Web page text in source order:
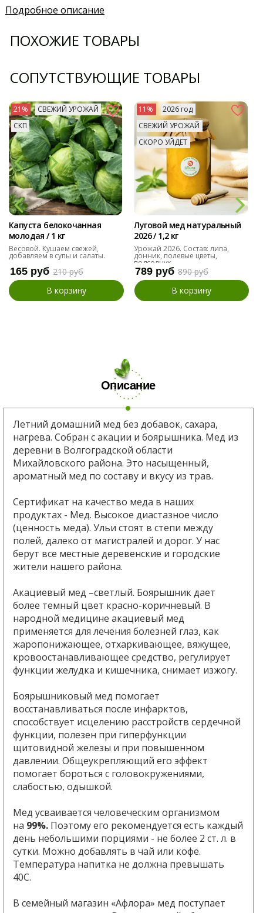
Подробное описание
ПОХОЖИЕ ТОВАРЫ
СОПУТСТВУЮЩИЕ ТОВАРЫ
21%
СВЕЖИЙ УРОЖАЙ
СКП
Капуста белокочанная
молодая / 1 кг
Весовой. Кушаем свежей,
добавляем в супы и салаты.
165 руб 210 руб
В корзину
11%
2026 год
СВЕЖИЙ УРОЖАЙ
СКОРО УЙДЕТ
Луговой мед натуральный
2026 / 1,2 кг
Урожай 2026. Состав: липа,
донник, полевые цветы,
подсолнух
789 руб 890 руб
В корзину
Описание
Летний домашний мед без добавок, сахара,
нагрева. Собран с акации и боярышника. Мед из
деревни в Волгоградской области
Михайловского района. Это насыщенный,
ароматный мед по составу и вкусу из трав.
Сертификат на качество меда в наших
продуктах - Мед. Высокое диастазное число
(ценность меда). Ульи стоят в степи между
полей, далеко от магистралей и дорог. У нас
берут все местные деревенские и городские
жители нашего района.
Акациевый мед –светлый. Боярышник дает
более темный цвет красно-коричневый. В
народной медицине акациевый мед
применяется для лечения болезней глаз, как
жаропонижающее, отхаркивающее, вяжущее,
кровоостанавливающее средство, регулирует
функции желудка и кишечника, снимает изжогу.
Боярышниковый мед помогает
восстанавливаться после инфарктов,
способствует исцелению расстройств сердечной
функции, полезен при гиперфункции
щитовидной железы и при повышенном
давлении. Общеукрепляющий его эффект
помогает бороться с головокружениями,
слабостью, одышкой.
Мед усваивается человеческим организмом
на 99%. Поэтому его рекомендуется есть каждый
день небольшими порциями - не более 2 ст. л. в
сутки. Можно добавлять в чай или кофе.
Температура напитка не должна превышать
40С.
В семейный магазин «Афлора» мед поступает